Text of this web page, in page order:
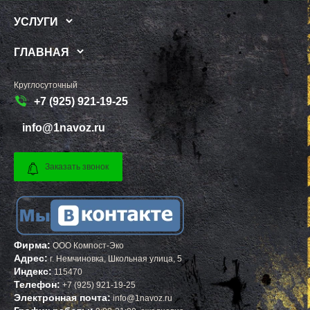
РЕЧИЦЫ
РЕШЕТНИКОВО
РЖАВКИ
РОГАЧЕВО
РОГОЗИНО
РОДНИКИ
РОЖДЕСТВЕНО
РОШАЛЬ
РУБЛЕВО
РУЗА
РЯЗАНОВСКИЙ
СВЕРДЛОВСКИЙ
СЕВЕРНЫЙ
СЕЛО ЯМ
СЕЛЯТИНО
СЕРГИЕВ ПОСАД
СЕРЕБРЯНЫЕ ПРУДЫ
СЕРПУХОВ
СКОРОПУСКОВСКИЙ
СНЕГИРИ
СОЛНЕЧНОГОРСК
СОЛНЦЕВО
СОФРИНО
СОФЬИНО
СТАРАЯ КУПАВНА
СТАРБЕЕВО
СТАРЫЙ ГОРОДОК
СТОЛБОВАЯ
КАЧКАНАР
КОЗЕЛЬСК
ШАРЬЯ
ЧИСТОПОЛЬ
ЕФРЕМОВ
ЧЕРНЯХОВСК
ЛЕРМОНТОВ
ТОРЖОК
ШУМЕРЛЯ
ЛЕНИНСК
ШУЯ
ТУЛУН
ЧЕРЕМХОВО
ПРОХЛАДНЫЙ
МЕЖДУРЕЧЕНСК
КИРОВО ЧЕПЕЦК
БЕЛАЯ КАЛИТВА
КАСИМОВ
МОЖГА
КЫШТЫМ
СТРУНИНО
МАЙСКИЙ
АРСЕНЬЕВ
ПОЛЕВСКОЙ
КИМОВСК
ДАГЕСТАНСКИЕ ОГНИ
ЗАВОЛЖЬЕ
ЖИГУЛЕВСК
УСЛУГИ
ГЛАВНАЯ
Круглосуточный
+7 (925) 921-19-25
info@1navoz.ru
Заказать звонок
Фирма: ООО Компост-Эко
Адрес:г. Немчиновка, Школьная улица, 5
Индекс: 115470
Телефон: +7 (925) 921-19-25
Электронная почта: info@1navoz.ru